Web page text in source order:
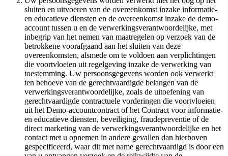
sluiten en uitvoeren van de overeenkomst inzake informatie-
en educatieve diensten en de overeenkomst inzake de demo-
account tussen u en de verwerkingsverantwoordelijke, met
inbegrip van het nemen van maatregelen op verzoek van de
betrokkene voorafgaand aan het sluiten van deze
overeenkomsten, alsmede om te voldoen aan verplichtingen
die voortvloeien uit regelgeving inzake de verwerking van
toestemming. Uw persoonsgegevens worden ook verwerkt
ten behoeve van de gerechtvaardigde belangen van de
verwerkingsverantwoordelijke, zoals de uitoefening van
gerechtvaardigde contractuele vorderingen die voortvloeien
uit het Demo-accountcontract of het Contract voor informatie-
en educatieve diensten, beveiliging, fraudepreventie of de
direct marketing van de verwerkingsverantwoordelijke en het
contact met u opnemen in andere gevallen dan hierboven
gespecificeerd, waar dit met name gerechtvaardigd is door een